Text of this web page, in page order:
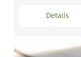
Details